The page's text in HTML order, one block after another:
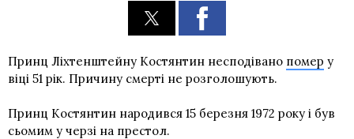
Принц Ліхтенштейну Костянтин несподівано помер у
віці 51 рік. Причину смерті не розголошують.
Принц Костянтин народився 15 березня 1972 року і був
сьомим у черзі на престол.